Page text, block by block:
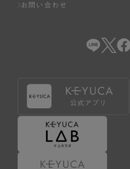
お問い合わせ